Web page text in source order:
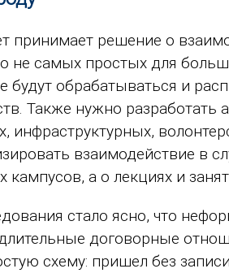
принимает решение о
не самых простых для
будут обрабатываться и
Также нужно разработать
инфраструктурных,
взаимодействие в
а о лекциях и
стало ясно, что
договорные
схему: пришел без